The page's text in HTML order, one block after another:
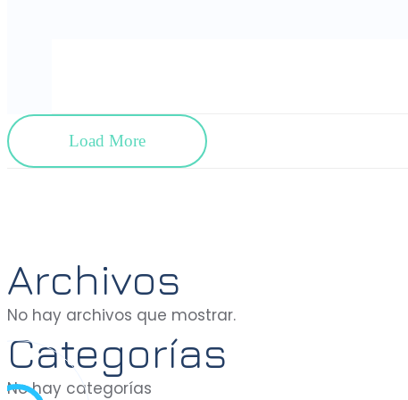
Load More
Archivos
No hay archivos que mostrar.
Categorías
No hay categorías